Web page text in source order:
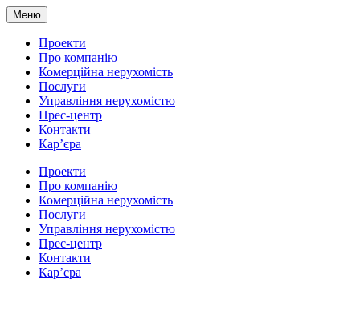
Меню
Проекти
Про компанію
Комерційна нерухомість
Послуги
Управління нерухомістю
Прес-центр
Контакти
Кар’єра
Проекти
Про компанію
Комерційна нерухомість
Послуги
Управління нерухомістю
Прес-центр
Контакти
Кар’єра